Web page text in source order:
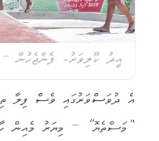
އީދު ކޫލިވަރު- ފެންޖެހުން
އެ ދުވަސްވަރުގައި ވެސް ފިލާ
“މަސްތެޔޮ” – މިޔަރު މެއިން